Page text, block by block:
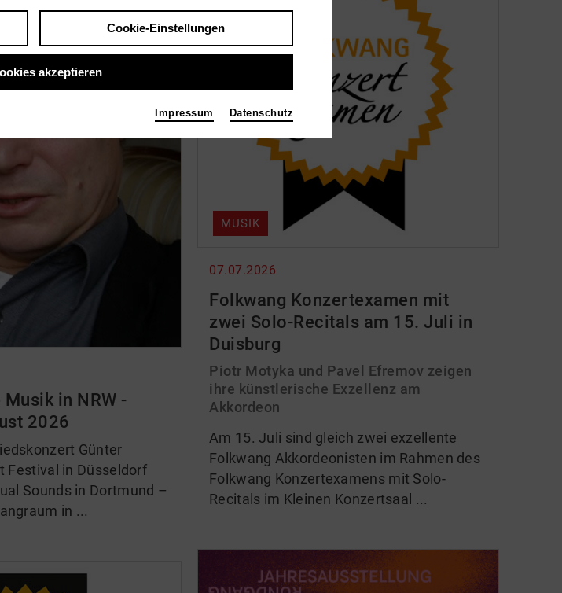
in NRW -
2026
Günter
Festival in Düsseldorf
Sounds in Dortmund –
in ...
07.07.2026
Folkwang Konzertexamen mit
zwei Solo-Recitals am 15. Juli in
Duisburg
Piotr Motyka und Pavel Efremov zeigen
ihre künstlerische Exzellenz am
Akkordeon
Am 15. Juli sind gleich zwei exzellente
Folkwang Akkordeonisten im Rahmen des
Folkwang Konzertexamens mit Solo-
Recitals im Kleinen Konzertsaal ...
MUSIK
Cookie-Einstellungen
akzeptieren
Impressum Datenschutz